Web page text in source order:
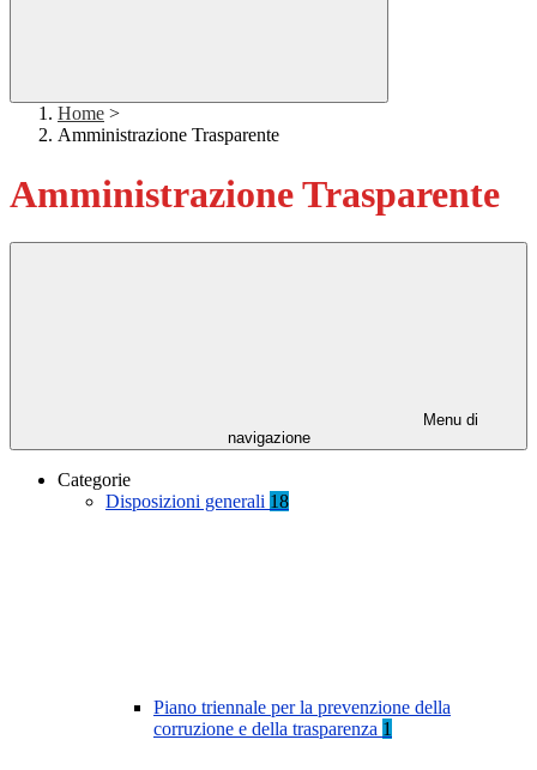
Home >
Amministrazione Trasparente
Amministrazione Trasparente
Menu di
navigazione
Categorie
Disposizioni generali 18
Piano triennale per la prevenzione della
corruzione e della trasparenza 1